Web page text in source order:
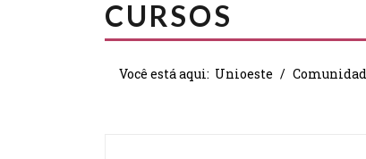
CURSOS
Você está aqui: Unioeste